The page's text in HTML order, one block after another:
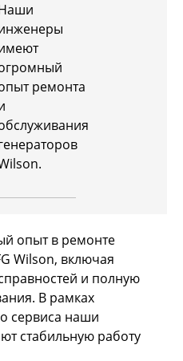
ремонта
опыт в ремонте
Wilson, включая
и полную
В рамках
сервиса наши
стабильную работу